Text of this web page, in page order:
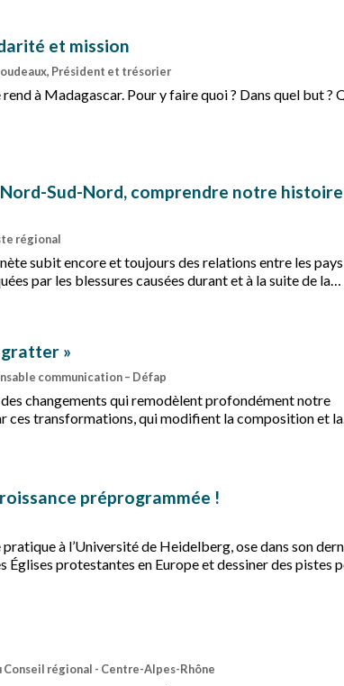
et mission
Président et trésorier
à Madagascar. Pour y faire quoi ? Dans quel but ?
Sud-Nord, comprendre notre histoire
régional
subit encore et toujours des relations entre les
par les blessures causées durant et à la suite de la
gratter »
communication – Défap
des changements qui remodèlent profondément notre
ces transformations, qui modifient la composition et la
lieux dont la vocation est « d’établir des ponts ». C’est
préprogrammée !
à l’Université de Heidelberg, ose dans son
Églises protestantes en Europe et dessiner des pistes
Conseil régional - Centre-Alpes-Rhône